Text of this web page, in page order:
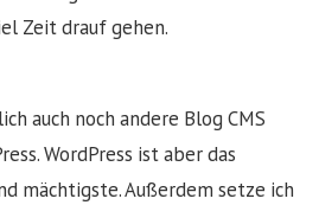
Zeit drauf gehen.
auch noch andere Blog CMS
WordPress ist aber das
mächtigste. Außerdem setze ich